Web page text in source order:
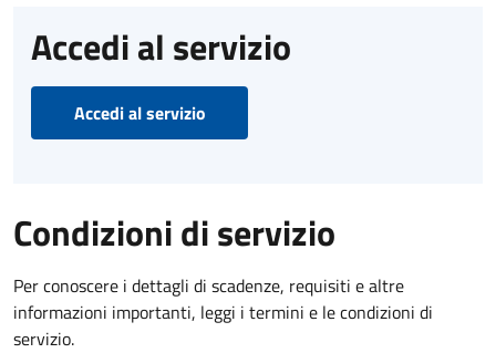
Accedi al servizio
Accedi al servizio
Condizioni di servizio
Per conoscere i dettagli di scadenze, requisiti e altre
informazioni importanti, leggi i termini e le condizioni di
servizio.